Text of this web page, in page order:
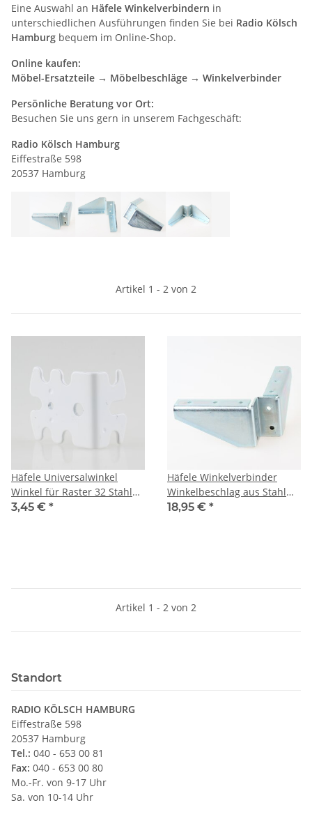
Eine Auswahl an Häfele Winkelverbindern in
unterschiedlichen Ausführungen finden Sie bei Radio Kölsch
Hamburg bequem im Online-Shop.
Online kaufen:
Möbel-Ersatzteile → Möbelbeschläge → Winkelverbinder
Persönliche Beratung vor Ort:
Besuchen Sie uns gern in unserem Fachgeschäft:
Radio Kölsch Hamburg
Eiffestraße 598
20537 Hamburg
Artikel 1 - 2 von 2
Häfele Universalwinkel
Winkel für Raster 32 Stahl
weiß 50x42x25mm
3,45 € *
Häfele Winkelverbinder
Winkelbeschlag aus Stahl
verzinkt 125x54mm
18,95 € *
Artikel 1 - 2 von 2
Standort
RADIO KÖLSCH HAMBURG
Eiffestraße 598
20537 Hamburg
Tel.: 040 - 653 00 81
Fax: 040 - 653 00 80
Mo.-Fr. von 9-17 Uhr
Sa. von 10-14 Uhr